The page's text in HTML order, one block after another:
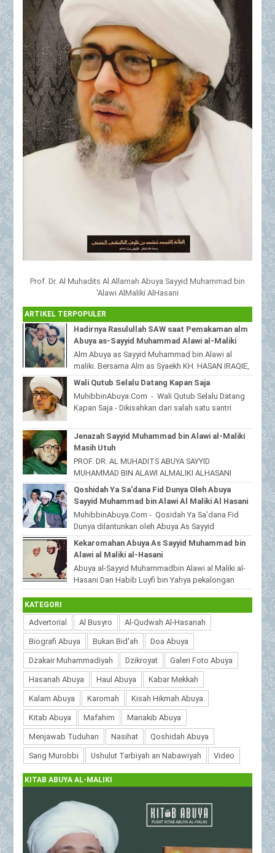
Prof. Dr. Al Muhadits Al Allamah Abuya Sayyid Muhammad bin
'Alawi AlMaliki AlHasani
ARTIKEL TERPOPULER
Hadirnya Rasulullah SAW saat Pemakaman alm
Abuya as-Sayyid Muhammad Alawi al-Maliki
Alm Abuya as Sayyid Muhammad bin Alawi al
maliki. Bersama Alm as Syaekh KH. HASAN IRAQIE,
Ponpes Al Haramain duwa' pote Sampang
Madura...
Wali Qutub Selalu Datang Kapan Saja
MuhibbinAbuya.Com - Wali Qutub Selalu Datang
Kapan Saja - Dikisahkan dari salah satu santri
Jenazah Sayyid Muhammad bin Alawi al-Maliki
Masih Utuh
PROF. DR. AL MUHADITS ABUYA SAYYID
MUHAMMAD BIN ALAWI ALMALIKI ALHASANI
MuhibbinAbuya.Com - Jenazah Sayyid
Muhammad bin Alawi al-Malik...
Qoshidah Ya Sa'dana Fid Dunya Oleh Abuya
Sayyid Muhammad bin Alawi Al Maliki Al Hasani
MuhibbinAbuya.Com - Qosidah Ya Sa'dana Fid
Dunya dilantunkan oleh Abuya As Sayyid
Muhammad Alawi Al Maliki Al Hasani ra. Qoshidah
beri...
Kekaromahan Abuya As Sayyid Muhammad bin
Alawi al Maliki al-Hasani
Abuya al-Sayyid Muhammadbin Alawi al Maliki al-
Hasani Dan Habib Luyfi bin Yahya pekalongan
MuhibbinAbuya.Com - Kekaromahan Abuya As S...
KATEGORI
Advertorial Al Busyro Al-Qudwah Al-Hasanah
Biografi Abuya Bukan Bid'ah Doa Abuya
Dzakair Muhammadiyah Dzikroyat Galeri Foto Abuya
Hasanah Abuya Haul Abuya Kabar Mekkah
Kalam Abuya Karomah Kisah Hikmah Abuya
Kitab Abuya Mafahim Manakib Abuya
Menjawab Tuduhan Nasihat Qoshidah Abuya
Sang Murobbi Ushulut Tarbiyah an Nabawiyah Video
KITAB ABUYA AL-MALIKI